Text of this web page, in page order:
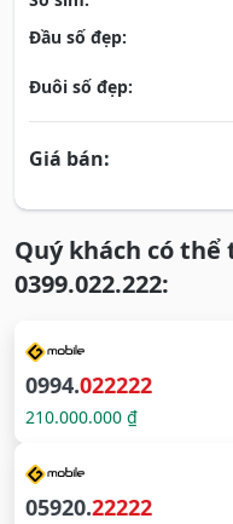
Đầu số đẹp:
Đuôi số đẹp:
Giá bán:
Quý khách có
0399.022.222:
0994.022222
210.000.000 ₫
05920.22222